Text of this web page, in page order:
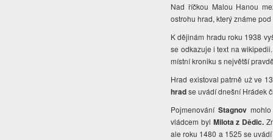
Nad říčkou Malou Hanou
ostrohu hrad, který známe
K dějinám hradu roku 1938
se odkazuje i text na
místní kroniku s největší
Hrad existoval patrně už ve
hradse uvádí dnešní Hrádek
PojmenováníStagnov
vládcem byl Milota z Dědic.
ale roku 1480 a 1525 se